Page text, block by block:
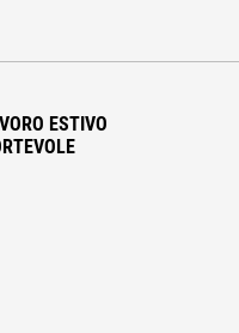
ESTIVO